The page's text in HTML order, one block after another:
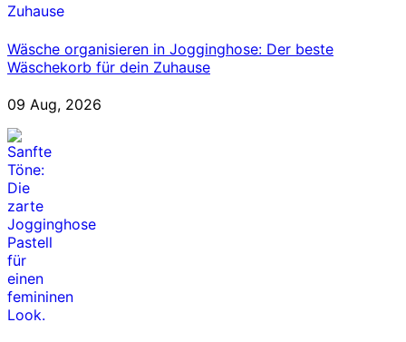
Wäsche organisieren in Jogginghose: Der beste
Wäschekorb für dein Zuhause
09 Aug, 2026